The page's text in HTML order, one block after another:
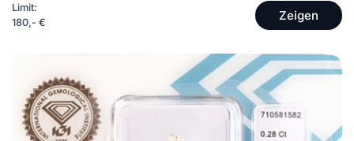
Limit:
180,- €
Zeigen